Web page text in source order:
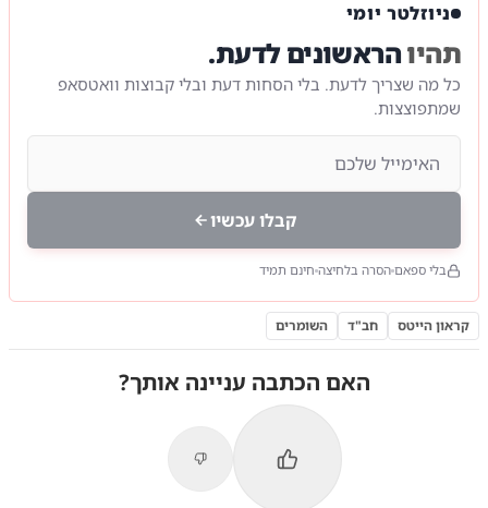
ניוזלטר יומי
תהיוהראשונים לדעת.
כל מה שצריך לדעת. בלי הסחות דעת ובלי קבוצות וואטסאפ
שמתפוצצות.
קבלו עכשיו
בלי ספאם הסרה בלחיצה חינם תמיד
קראון הייטס חב"ד השומרים
האם הכתבה עניינה אותך?